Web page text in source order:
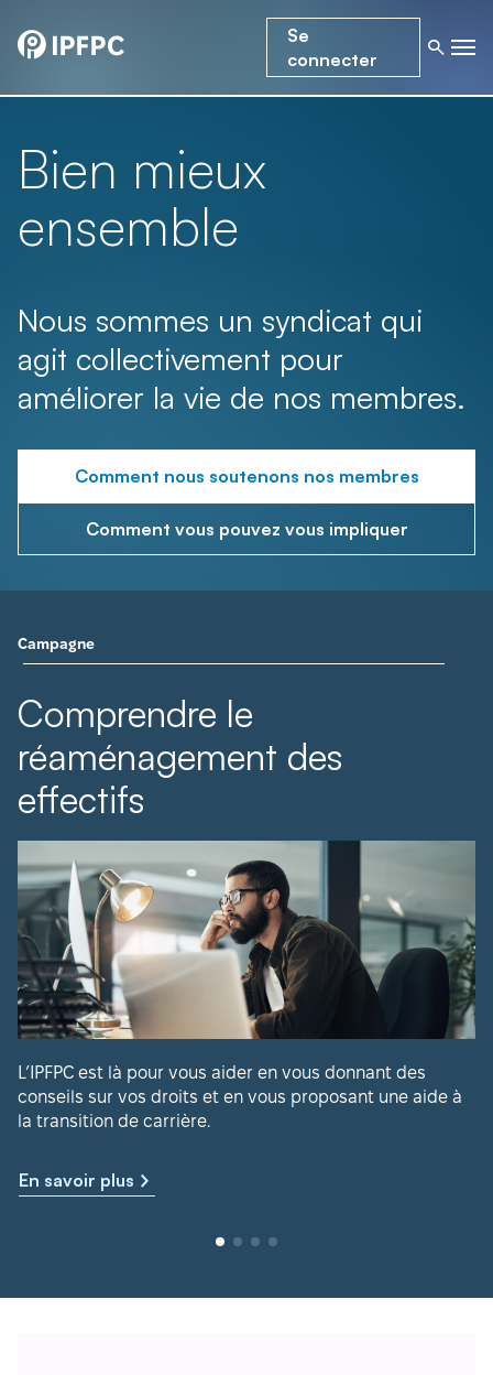
Se
connecter
Bien mieux
ensemble
Nous sommes un syndicat qui
agit collectivement pour
améliorer la vie de nos membres.
Comment nous soutenons nos membres
Comment vous pouvez vous impliquer
Campagne
Comprendre le
réaménagement des
effectifs
L’IPFPC est là pour vous aider en vous donnant des
conseils sur vos droits et en vous proposant une aide à
la transition de carrière.
En savoir plus